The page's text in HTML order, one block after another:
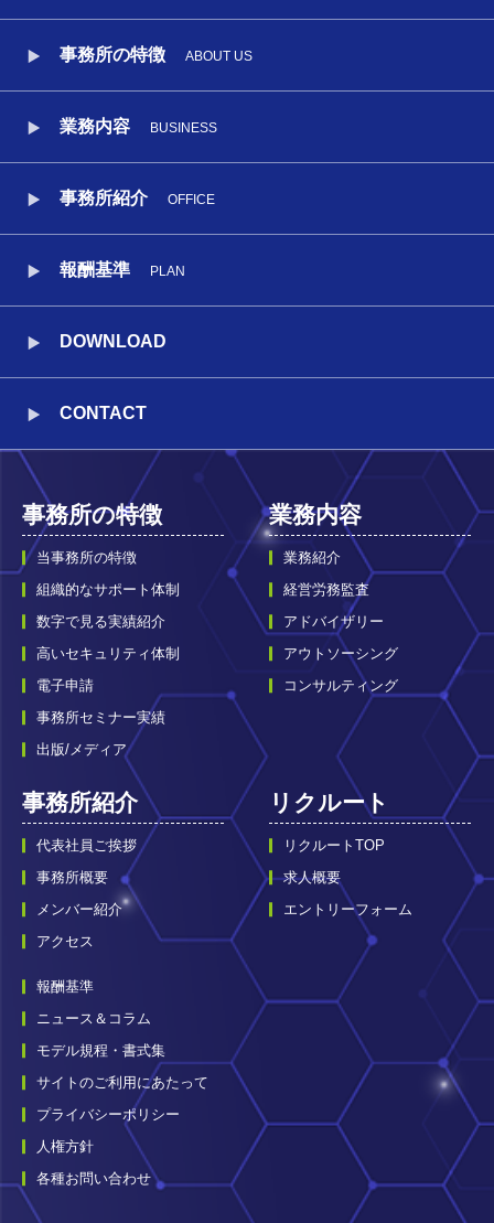
事務所の特徴 ABOUT US
業務内容 BUSINESS
事務所紹介 OFFICE
報酬基準 PLAN
DOWNLOAD
CONTACT
事務所の特徴
当事務所の特徴
組織的なサポート体制
数字で見る実績紹介
高いセキュリティ体制
電子申請
事務所セミナー実績
出版/メディア
業務内容
業務紹介
経営労務監査
アドバイザリー
アウトソーシング
コンサルティング
事務所紹介
代表社員ご挨拶
事務所概要
メンバー紹介
アクセス
リクルート
リクルートTOP
求人概要
エントリーフォーム
報酬基準
ニュース＆コラム
モデル規程・書式集
サイトのご利用にあたって
プライバシーポリシー
人権方針
各種お問い合わせ